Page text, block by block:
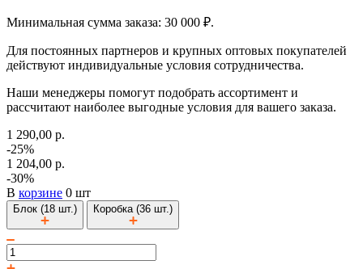
Минимальная сумма заказа: 30 000 ₽.
Для постоянных партнеров и крупных оптовых покупателей
действуют индивидуальные условия сотрудничества.
Наши менеджеры помогут подобрать ассортимент и
рассчитают наиболее выгодные условия для вашего заказа.
1 290,00 р.
-25%
1 204,00 р.
-30%
В корзине 0 шт
Блок (18 шт.) Коробка (36 шт.)